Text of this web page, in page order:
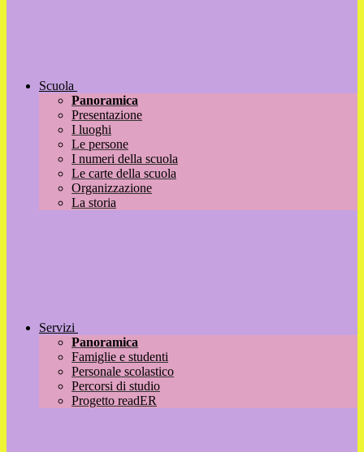
Scuola
Panoramica
Presentazione
I luoghi
Le persone
I numeri della scuola
Le carte della scuola
Organizzazione
La storia
Servizi
Panoramica
Famiglie e studenti
Personale scolastico
Percorsi di studio
Progetto readER